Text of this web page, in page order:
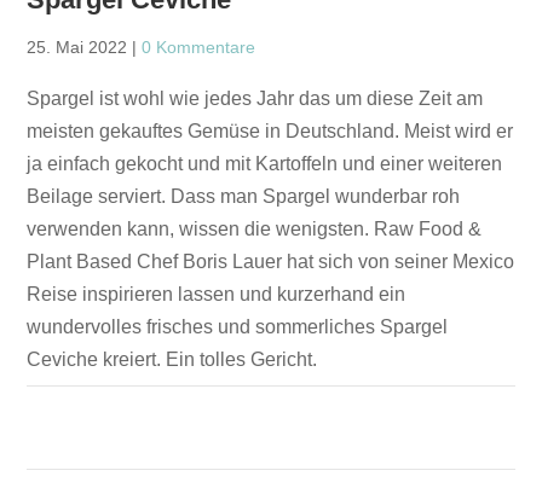
25. Mai 2022 |0 Kommentare
Spargel ist wohl wie jedes Jahr das um diese Zeit am
meisten gekauftes Gemüse in Deutschland. Meist wird er
ja einfach gekocht und mit Kartoffeln und einer weiteren
Beilage serviert. Dass man Spargel wunderbar roh
verwenden kann, wissen die wenigsten. Raw Food &
Plant Based Chef Boris Lauer hat sich von seiner Mexico
Reise inspirieren lassen und kurzerhand ein
wundervolles frisches und sommerliches Spargel
Ceviche kreiert. Ein tolles Gericht.